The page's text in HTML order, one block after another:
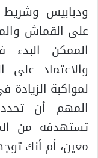
ودبابيس
على القماش
الممكن البدء
والاعتماد
لمواكبة
المهم أن
تستهدفه من
معين، أم أنك